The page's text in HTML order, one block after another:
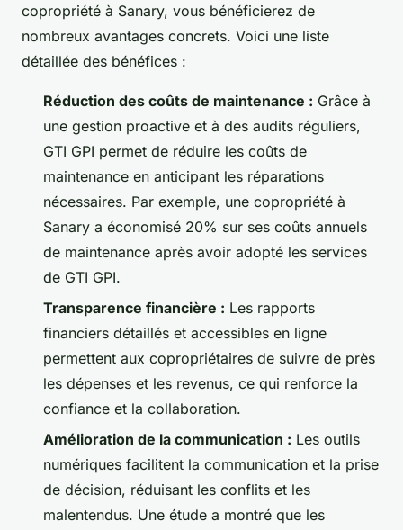
copropriété à Sanary, vous bénéficierez de
nombreux avantages concrets. Voici une liste
détaillée des bénéfices :
Réduction des coûts de maintenance : Grâce à
une gestion proactive et à des audits réguliers,
GTI GPI permet de réduire les coûts de
maintenance en anticipant les réparations
nécessaires. Par exemple, une copropriété à
Sanary a économisé 20% sur ses coûts annuels
de maintenance après avoir adopté les services
de GTI GPI.
Transparence financière : Les rapports
financiers détaillés et accessibles en ligne
permettent aux copropriétaires de suivre de près
les dépenses et les revenus, ce qui renforce la
confiance et la collaboration.
Amélioration de la communication : Les outils
numériques facilitent la communication et la prise
de décision, réduisant les conflits et les
malentendus. Une étude a montré que les